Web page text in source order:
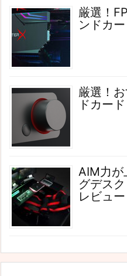
厳選！
ンドカー
厳選！
ドカード
AIM力が
グデス
レビュー